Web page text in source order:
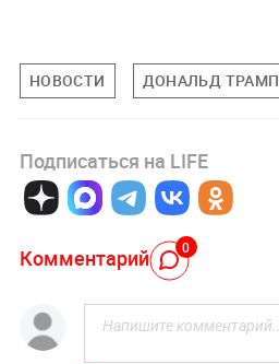
НОВОСТИ ДОНАЛЬД ТРАМП
Подписаться на LIFE
Комментарий 0